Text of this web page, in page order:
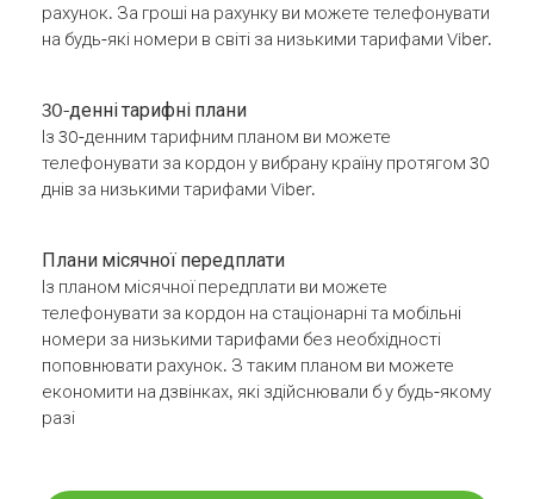
рахунок. За гроші на рахунку ви можете телефонувати
на будь-які номери в світі за низькими тарифами Viber.
30-денні тарифні плани
Із 30-денним тарифним планом ви можете
телефонувати за кордон у вибрану країну протягом 30
днів за низькими тарифами Viber.
Плани місячної передплати
Із планом місячної передплати ви можете
телефонувати за кордон на стаціонарні та мобільні
номери за низькими тарифами без необхідності
поповнювати рахунок. З таким планом ви можете
економити на дзвінках, які здійснювали б у будь-якому
разі